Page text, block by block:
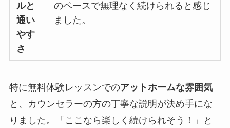
ルと
通い
やす
さ
のペースで無理なく続けられると感じ
ました。
特に無料体験レッスンでのアットホームな雰囲気
と、カウンセラーの方の丁寧な説明が決め手にな
りました。「ここなら楽しく続けられそう！」と